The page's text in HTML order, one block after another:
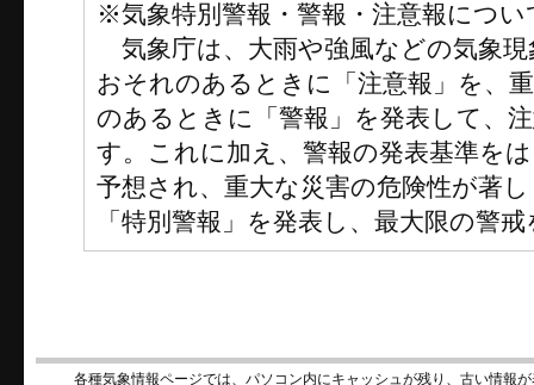
※気象特別警報・警報・注意報につい
気象庁は、大雨や強風などの気象
おそれのあるときに「注意報」を、
のあるときに「警報」を発表して、
す。これに加え、警報の発表基準を
予想され、重大な災害の危険性が著
「特別警報」を発表し、最大限の警
各種気象情報ページでは、パソコン内にキャッシュが残り、古い情報